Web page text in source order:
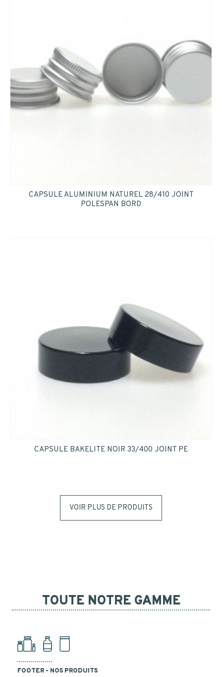
CAPSULE ALUMINIUM NATUREL 28/410 JOINT
POLESPAN BORD
CAPSULE BAKELITE NOIR 33/400 JOINT PE
VOIR PLUS DE PRODUITS
TOUTE NOTRE GAMME
FOOTER - NOS PRODUITS